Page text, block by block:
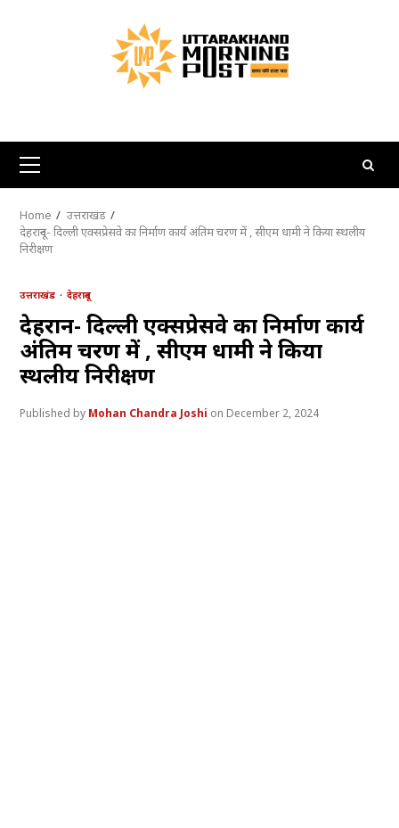
Primary
Menu
Home
उत्तराखंड
देहरादून- दिल्ली एक्सप्रेसवे का निर्माण कार्य अंतिम चरण में , सीएम धामी ने किया स्थलीय
निरीक्षण
उत्तराखंड देहरादून
देहरादून- दिल्ली एक्सप्रेसवे का निर्माण कार्य
अंतिम चरण में , सीएम धामी ने किया
स्थलीय निरीक्षण
Mohan Chandra Joshi December 2, 2024